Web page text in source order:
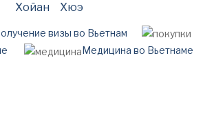
Хойан
Хюэ
визы во Вьетнам
Медицина во Вьетнаме